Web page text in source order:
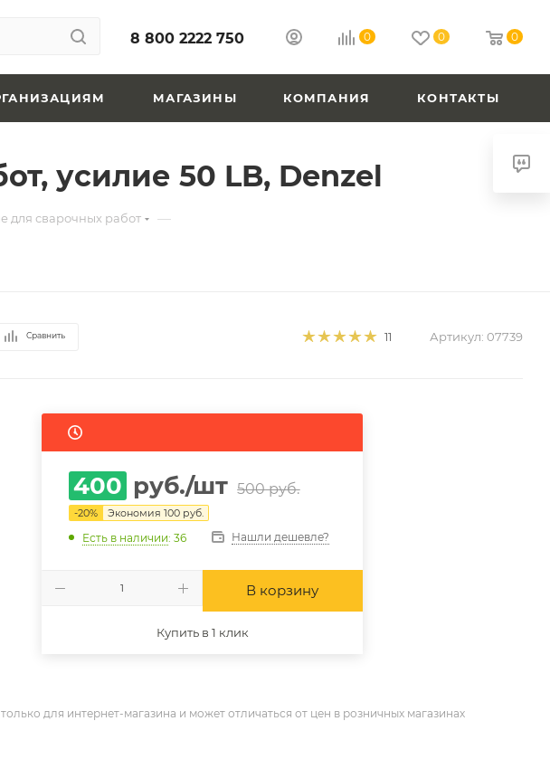
8 800 2222 750 0 0 0
МАГАЗИНЫ КОМПАНИЯ КОНТАКТЫ
усилие 50 LB, Denzel
для сварочных работ —
Сравнить 11 Артикул: 07739
400 руб./шт 500руб.
-20% Экономия100 руб.
Есть в наличии: 36 Нашли дешевле?
В корзину
Купить в 1 клик
для интернет-магазина и может отличаться от цен в розничных магазинах